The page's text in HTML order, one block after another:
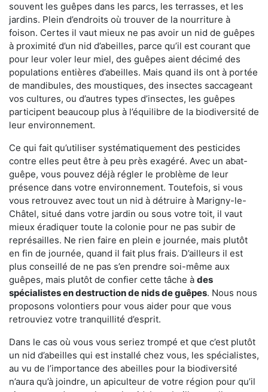
souvent les guêpes dans les parcs, les terrasses, et les
jardins. Plein d’endroits où trouver de la nourriture à
foison. Certes il vaut mieux ne pas avoir un nid de guêpes
à proximité d’un nid d’abeilles, parce qu’il est courant que
pour leur voler leur miel, des guêpes aient décimé des
populations entières d’abeilles. Mais quand ils ont à portée
de mandibules, des moustiques, des insectes saccageant
vos cultures, ou d’autres types d’insectes, les guêpes
participent beaucoup plus à l’équilibre de la biodiversité de
leur environnement.
Ce qui fait qu’utiliser systématiquement des pesticides
contre elles peut être à peu près exagéré. Avec un abat-
guêpe, vous pouvez déjà régler le problème de leur
présence dans votre environnement. Toutefois, si vous
vous retrouvez avec tout un nid à détruire à Marigny-le-
Châtel, situé dans votre jardin ou sous votre toit, il vaut
mieux éradiquer toute la colonie pour ne pas subir de
représailles. Ne rien faire en plein e journée, mais plutôt
en fin de journée, quand il fait plus frais. D’ailleurs il est
plus conseillé de ne pas s’en prendre soi-même aux
guêpes, mais plutôt de confier cette tâche à des
spécialistes en destruction de nids de guêpes. Nous nous
proposons volontiers pour vous aider pour que vous
retrouviez votre tranquillité d’esprit.
Dans le cas où vous vous seriez trompé et que c’est plutôt
un nid d’abeilles qui est installé chez vous, les spécialistes,
au vu de l’importance des abeilles pour la biodiversité
n’aura qu’à joindre, un apiculteur de votre région pour qu’il